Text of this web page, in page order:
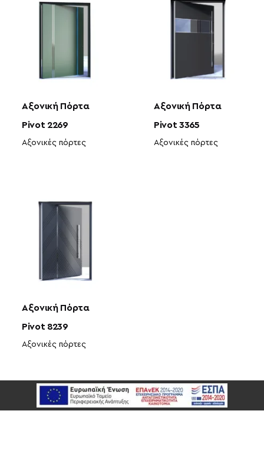
Αξονική Πόρτα
Pivot 2269
Αξονικές πόρτες
Αξονική Πόρτα
Pivot 3365
Αξονικές πόρτες
Αξονική Πόρτα
Pivot 8239
Αξονικές πόρτες